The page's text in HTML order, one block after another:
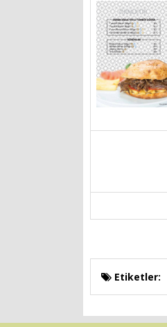
Etiketler: